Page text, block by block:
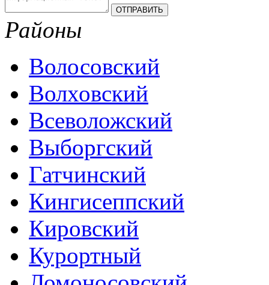
Районы
Волосовский
Волховский
Всеволожский
Выборгский
Гатчинский
Кингисеппский
Кировский
Курортный